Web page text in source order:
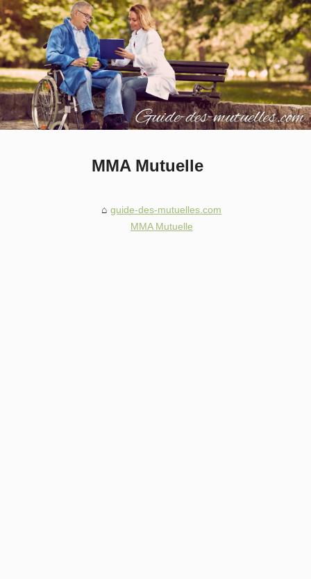
MMA Mutuelle
guide-des-mutuelles.com
MMA Mutuelle